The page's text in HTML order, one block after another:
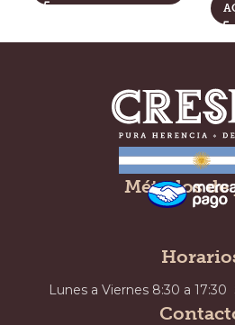
Lunes a Viernes 8:30 a 17:30
Métodos de